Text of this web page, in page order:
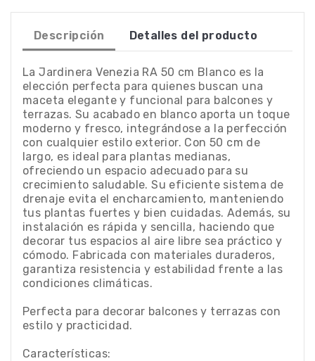
Descripción Detalles del producto
La Jardinera Venezia RA 50 cm Blanco es la
elección perfecta para quienes buscan una
maceta elegante y funcional para balcones y
terrazas. Su acabado en blanco aporta un toque
moderno y fresco, integrándose a la perfección
con cualquier estilo exterior. Con 50 cm de
largo, es ideal para plantas medianas,
ofreciendo un espacio adecuado para su
crecimiento saludable. Su eficiente sistema de
drenaje evita el encharcamiento, manteniendo
tus plantas fuertes y bien cuidadas. Además, su
instalación es rápida y sencilla, haciendo que
decorar tus espacios al aire libre sea práctico y
cómodo. Fabricada con materiales duraderos,
garantiza resistencia y estabilidad frente a las
condiciones climáticas.
Perfecta para decorar balcones y terrazas con
estilo y practicidad.
Características: